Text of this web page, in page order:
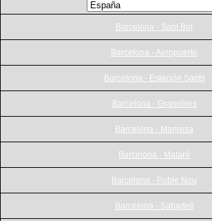
Barcelona - Sant Boi
Barcelona - Aeropuerto
Barcelona - Estación Sants
Barcelona - Granollers
Barcelona - Manresa
Barcelona - Mataró
Barcelona - Poble Nou
Barcelona - Sabadell